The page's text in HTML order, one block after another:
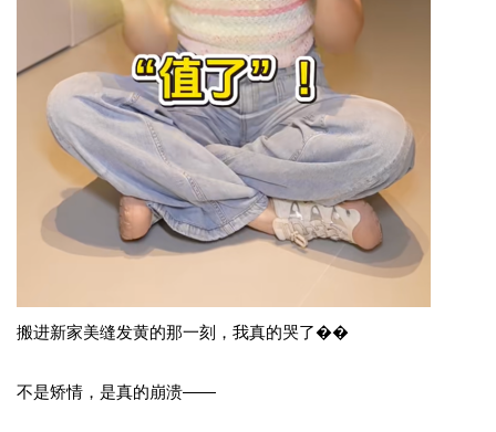
搬进新家美缝发黄的那一刻，我真的哭了��
不是矫情，是真的崩溃——